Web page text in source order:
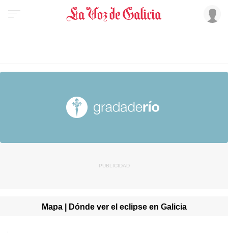
Mapa | Dónde ver el eclipse en Galicia